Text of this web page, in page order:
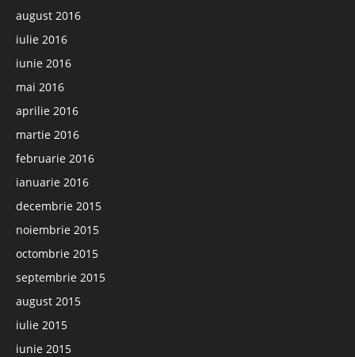
august 2016
iulie 2016
iunie 2016
mai 2016
aprilie 2016
martie 2016
februarie 2016
ianuarie 2016
decembrie 2015
noiembrie 2015
octombrie 2015
septembrie 2015
august 2015
iulie 2015
iunie 2015